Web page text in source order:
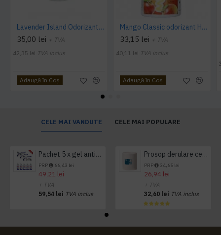
Lavender Island Odorizant Maxi 243ml Hygiene4You
35,00 lei + TVA
42,35 lei TVA inclus
Adaugă în Coş
Mango Classic odorizant Hygiene 4 You
33,15 lei + TVA
40,11 lei TVA inclus
Adaugă în Coş
CELE MAI VANDUTE CELE MAI POPULARE
Pachet 5 x gel antibacterian 50ml si 3 x Servetele antibacteriene 48 buc Hygienium
PRP 66,43 lei
49,21 lei
+ TVA
59,54 lei TVA inclus
Prosop derulare centrala 1 pliu, 300 m Tork
PRP 34,65 lei
26,94 lei
+ TVA
32,60 lei TVA inclus